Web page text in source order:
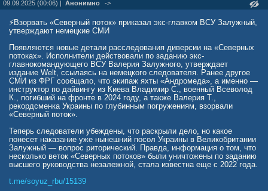
09.09.2025 (00:06) | Анонимно ->
⚡️Взорвать «Северный поток» приказал экс-главком ВСУ Залужный,
утверждают немецкие СМИ
Появляются новые детали расследования диверсии на «Северных
потоках». Исполнители действовали по заданию экс-
главнокомандующего ВСУ Валерия Залужного, утверждает
издание Welt, ссылаясь на немецкого следователя. Ранее другое
СМИ из ФРГ сообщало, что экипаж яхты «Андромеда», а именно —
инструктор по дайвингу из Киева Владимир С., военный Всеволод
К., погибший на фронте в 2024 году, а также Валерия Т.,
рекордсменка Украины по глубинным погружениям, взорвали
«Северный поток».
Теперь следователи убеждены, что раскрыли дело, но какое
понесет наказание уже нынешний посол Украины в Великобритании
Залужный — вопрос риторический. Правда, информация о том, что
несколько веток «Северных потоков» были уничтожены по заданию
высшего руководства незалежной, стала известна еще с 2022 года.
t.me/soyuz_rbu/15139